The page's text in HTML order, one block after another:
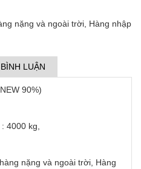
nặng và ngoài trời, Hàng nhập
BÌNH LUẬN
90%)
4000 kg,
nặng và ngoài trời, Hàng